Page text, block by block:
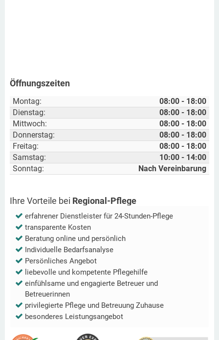
Öffnungszeiten
Montag:
08:00 - 18:00
Dienstag:
08:00 - 18:00
Mittwoch:
08:00 - 18:00
Donnerstag:
08:00 - 18:00
Freitag:
08:00 - 18:00
Samstag:
10:00 - 14:00
Sonntag:
Nach Vereinbarung
Ihre Vorteile bei Regional-Pflege
erfahrener Dienstleister für 24-Stunden-Pflege
transparente Kosten
Beratung online und persönlich
Individuelle Bedarfsanalyse
Persönliches Angebot
liebevolle und kompetente Pflegehilfe
einfühlsame und engagierte Betreuer und
Betreuerinnen
privilegierte Pflege und Betreuung Zuhause
besonderes Leistungsangebot